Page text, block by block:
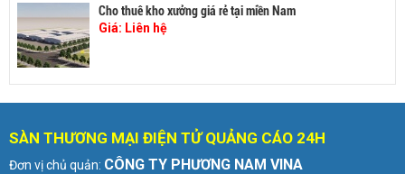
Cho thuê kho xưởng giá rẻ tại miền Nam
Giá: Liên hệ
SÀN THƯƠNG MẠI ĐIỆN TỬ QUẢNG CÁO 24H
Đơn vị chủ quản: CÔNG TY PHƯƠNG NAM VINA